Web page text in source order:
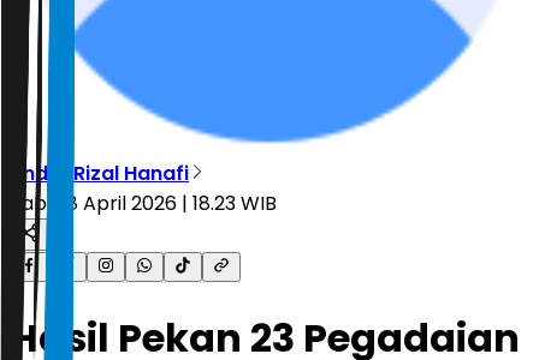
Andre Rizal Hanafi
Rabu, 8 April 2026 | 18.23 WIB
Hasil Pekan 23 Pegadaian